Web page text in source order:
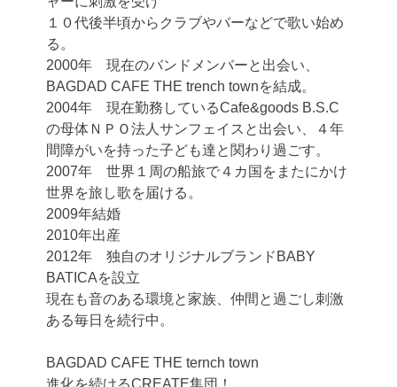
１０代後半頃からクラブやバーなどで歌い始め
る。
2000年 現在のバンドメンバーと出会い、
BAGDAD CAFE THE trench townを結成。
2004年 現在勤務しているCafe&goods B.S.C
の母体ＮＰＯ法人サンフェイスと出会い、４年
間障がいを持った子ども達と関わり過ごす。
2007年 世界１周の船旅で４カ国をまたにかけ
世界を旅し歌を届ける。
2009年結婚
2010年出産
2012年 独自のオリジナルブランドBABY
BATICAを設立
現在も音のある環境と家族、仲間と過ごし刺激
ある毎日を続行中。
BAGDAD CAFE THE ternch town